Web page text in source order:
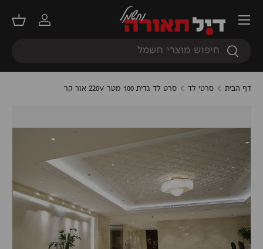
דילוג
חיפוש
חיפוש
התחברות
סל
תפריט
דף הבית סרטי לד סרט לד גדית 100 מטר 220V אור קר